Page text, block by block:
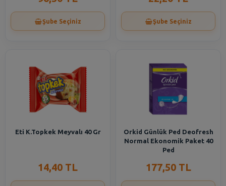
Şube Seçiniz Şube Seçiniz
Eti K.Topkek Meyvalı 40 Gr
14,40 TL
Orkid Günlük Ped Deofresh
Normal Ekonomik Paket 40
Ped
177,50 TL